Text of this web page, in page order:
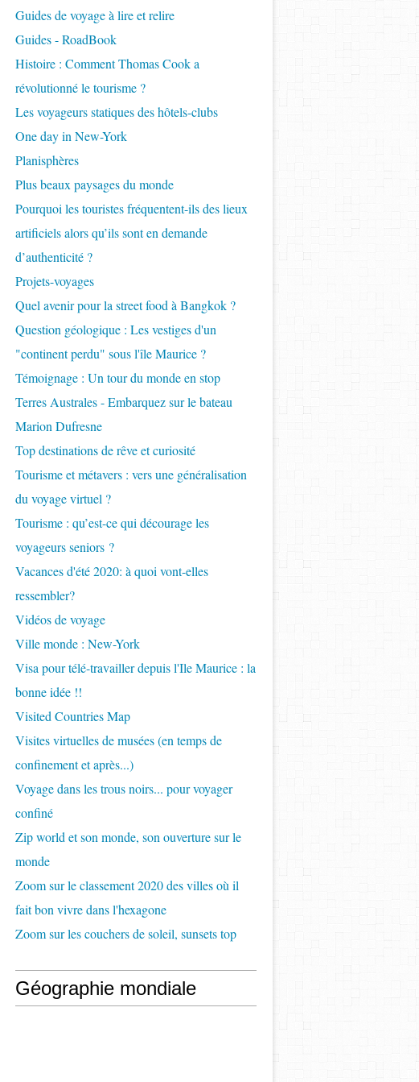
Guides de voyage à lire et relire
Guides - RoadBook
Histoire : Comment Thomas Cook a
révolutionné le tourisme ?
Les voyageurs statiques des hôtels-clubs
One day in New-York
Planisphères
Plus beaux paysages du monde
Pourquoi les touristes fréquentent-ils des lieux
artificiels alors qu’ils sont en demande
d’authenticité ?
Projets-voyages
Quel avenir pour la street food à Bangkok ?
Question géologique : Les vestiges d'un
"continent perdu" sous l'île Maurice ?
Témoignage : Un tour du monde en stop
Terres Australes - Embarquez sur le bateau
Marion Dufresne
Top destinations de rêve et curiosité
Tourisme et métavers : vers une généralisation
du voyage virtuel ?
Tourisme : qu’est-ce qui décourage les
voyageurs seniors ?
Vacances d'été 2020: à quoi vont-elles
ressembler?
Vidéos de voyage
Ville monde : New-York
Visa pour télé-travailler depuis l'Ile Maurice : la
bonne idée !!
Visited Countries Map
Visites virtuelles de musées (en temps de
confinement et après...)
Voyage dans les trous noirs... pour voyager
confiné
Zip world et son monde, son ouverture sur le
monde
Zoom sur le classement 2020 des villes où il
fait bon vivre dans l'hexagone
Zoom sur les couchers de soleil, sunsets top
Géographie mondiale